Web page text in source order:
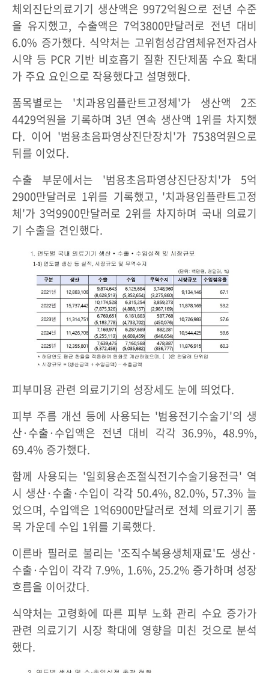
체외진단의료기기 생산액은 9972억원으로 전년 수준
을 유지했고, 수출액은 7억3800만달러로 전년 대비
6.0% 증가했다. 식약처는 고위험성감염체유전자검사
시약 등 PCR 기반 비호흡기 질환 진단제품 수요 확대
가 주요 요인으로 작용했다고 설명했다.
품목별로는 '치과용임플란트고정체'가 생산액 2조
4429억원을 기록하며 3년 연속 생산액 1위를 차지했
다. 이어 '범용초음파영상진단장치'가 7538억원으로
뒤를 이었다.
수출 부문에서는 '범용초음파영상진단장치'가 5억
2900만달러로 1위를 기록했고, '치과용임플란트고정
체'가 3억9900만달러로 2위를 차지하며 국내 의료기
기 수출을 견인했다.
피부미용 관련 의료기기의 성장세도 눈에 띄었다.
피부 주름 개선 등에 사용되는 '범용전기수술기'의 생
산·수출·수입액은 전년 대비 각각 36.9%, 48.9%,
69.4% 증가했다.
함께 사용되는 '일회용손조절식전기수술기용전극' 역
시 생산·수출·수입이 각각 50.4%, 82.0%, 57.3% 늘
었으며, 수입액은 1억6900만달러로 전체 의료기기 품
목 가운데 수입 1위를 기록했다.
이른바 필러로 불리는 '조직수복용생체재료'도 생산·
수출·수입이 각각 7.9%, 1.6%, 25.2% 증가하며 성장
흐름을 이어갔다.
식약처는 고령화에 따른 피부 노화 관리 수요 증가가
관련 의료기기 시장 확대에 영향을 미친 것으로 분석
했다.